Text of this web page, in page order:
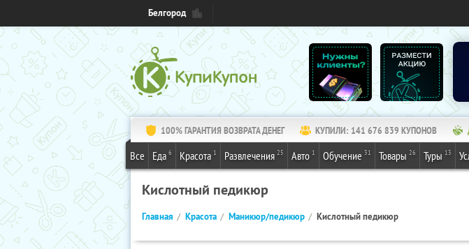
Белгород
100% ГАРАНТИЯ ВОЗВРАТА ДЕНЕГ КУПИЛИ: 141 676 839 КУПОНОВ
Все Еда 6 Красота 1 Развлечения 25 Авто 1 Обучение 31 Товары 26 Туры 13
Кислотный педикюр
Главная Красота Маникюр/педикюр Кислотный педикюр